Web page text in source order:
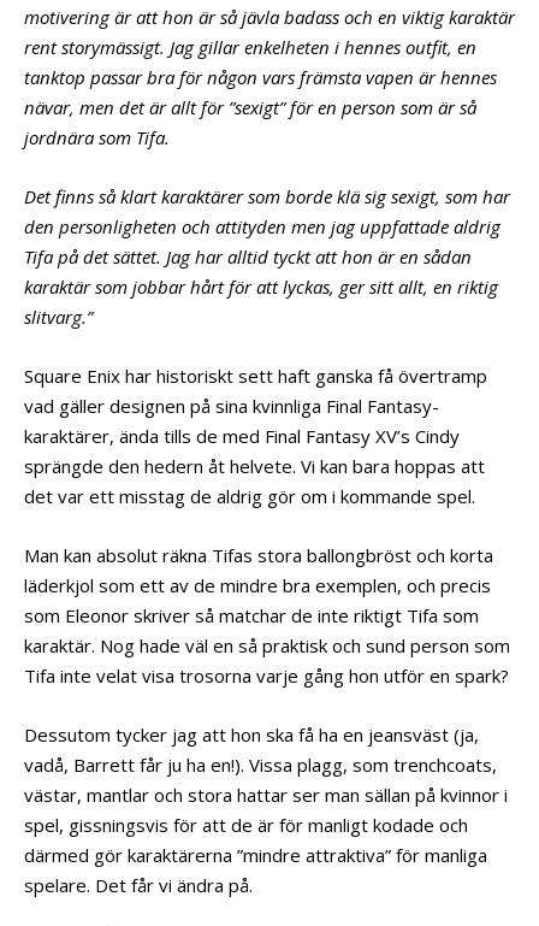
motivering är att hon är så jävla badass och en viktig karaktär
rent storymässigt. Jag gillar enkelheten i hennes outfit, en
tanktop passar bra för någon vars främsta vapen är hennes
nävar, men det är allt för ”sexigt” för en person som är så
jordnära som Tifa.
Det finns så klart karaktärer som borde klä sig sexigt, som har
den personligheten och attityden men jag uppfattade aldrig
Tifa på det sättet. Jag har alltid tyckt att hon är en sådan
karaktär som jobbar hårt för att lyckas, ger sitt allt, en riktig
slitvarg.”
Square Enix har historiskt sett haft ganska få övertramp
vad gäller designen på sina kvinnliga Final Fantasy-
karaktärer, ända tills de med Final Fantasy XV’s Cindy
sprängde den hedern åt helvete. Vi kan bara hoppas att
det var ett misstag de aldrig gör om i kommande spel.
Man kan absolut räkna Tifas stora ballongbröst och korta
läderkjol som ett av de mindre bra exemplen, och precis
som Eleonor skriver så matchar de inte riktigt Tifa som
karaktär. Nog hade väl en så praktisk och sund person som
Tifa inte velat visa trosorna varje gång hon utför en spark?
Dessutom tycker jag att hon ska få ha en jeansväst (ja,
vadå, Barrett får ju ha en!). Vissa plagg, som trenchcoats,
västar, mantlar och stora hattar ser man sällan på kvinnor i
spel, gissningsvis för att de är för manligt kodade och
därmed gör karaktärerna ”mindre attraktiva” för manliga
spelare. Det får vi ändra på.